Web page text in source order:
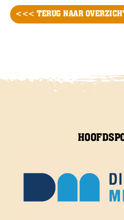
<<< TERUG NAAR